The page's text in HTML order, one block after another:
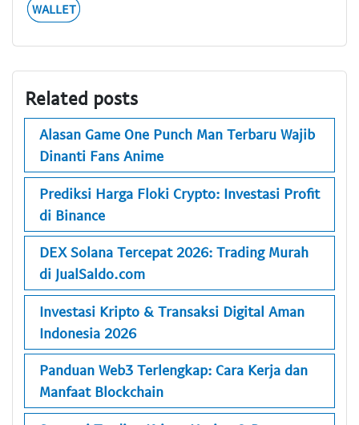
WALLET
Related posts
Alasan Game One Punch Man Terbaru Wajib
Dinanti Fans Anime
Prediksi Harga Floki Crypto: Investasi Profit
di Binance
DEX Solana Tercepat 2026: Trading Murah
di JualSaldo.com
Investasi Kripto & Transaksi Digital Aman
Indonesia 2026
Panduan Web3 Terlengkap: Cara Kerja dan
Manfaat Blockchain